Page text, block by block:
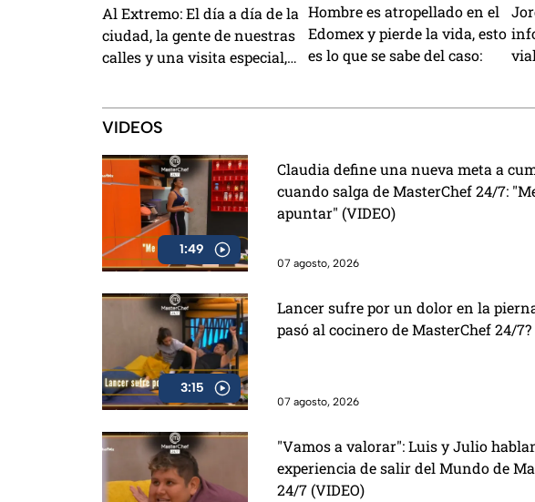
Al Extremo: El día a día de la
ciudad, la gente de nuestras
calles y una visita especial,
Hombre es atropellado en el
Edomex y pierde la vida, esto
es lo que se sabe del caso:
VIDEOS
1:49
Claudia define una nueva meta a
cuando salga de MasterChef 24/7:
apuntar" (VIDEO)
07 agosto, 2026
3:15
Lancer sufre por un dolor en la
pasó al cocinero de MasterChef 24/7?
07 agosto, 2026
"Vamos a valorar": Luis y Julio
experiencia de salir del Mundo de
24/7 (VIDEO)